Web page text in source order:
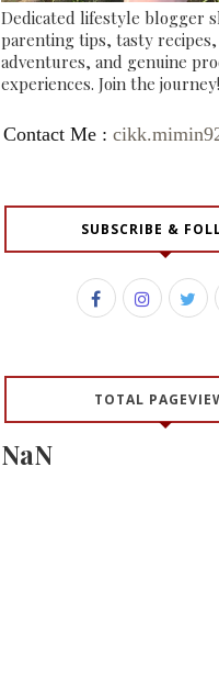
Dedicated lifestyle blogger
parenting tips, tasty
adventures, and genuine
experiences. Join the journey!
Contact Me :
SUBSCRIBE &
TOTAL
NaN